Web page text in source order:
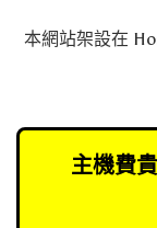
本網站架設在
主機費